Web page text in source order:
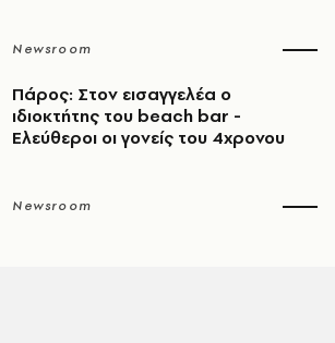
Newsroom
Πάρος: Στον εισαγγελέα ο
ιδιοκτήτης του beach bar -
Ελεύθεροι οι γονείς του 4χρονου
Newsroom